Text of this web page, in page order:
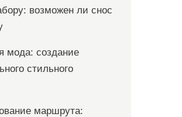
возможен ли снос
мода: создание
стильного
маршрута: